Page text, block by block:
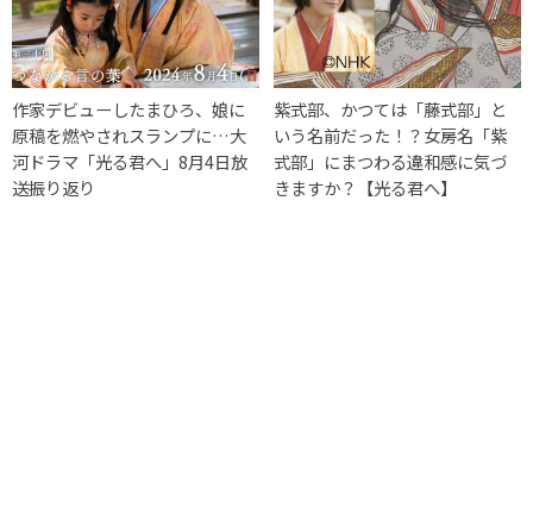
作家デビューしたまひろ、娘に
原稿を燃やされスランプに…大
河ドラマ「光る君へ」8月4日放
送振り返り
紫式部、かつては「藤式部」と
いう名前だった！？女房名「紫
式部」にまつわる違和感に気づ
きますか？【光る君へ】